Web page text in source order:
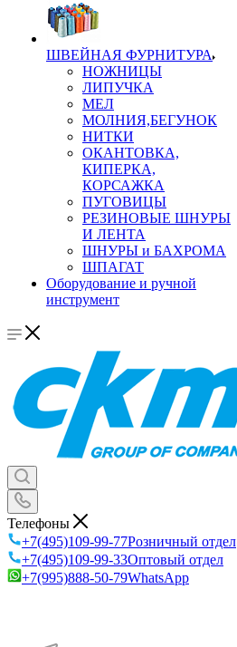
ШВЕЙНАЯ ФУРНИТУРА
НОЖНИЦЫ
ЛИПУЧКА
МЕЛ
МОЛНИЯ,БЕГУНОК
НИТКИ
ОКАНТОВКА,
КИПЕРКА,
КОРСАЖКА
ПУГОВИЦЫ
РЕЗИНОВЫЕ ШНУРЫ
И ЛЕНТА
ШНУРЫ и БАХРОМА
ШПАГАТ
Оборудование и ручной
инструмент
Телефоны
+7(495)109-99-77Розничный отдел
+7(495)109-99-33Оптовый отдел
+7(995)888-50-79WhatsApp